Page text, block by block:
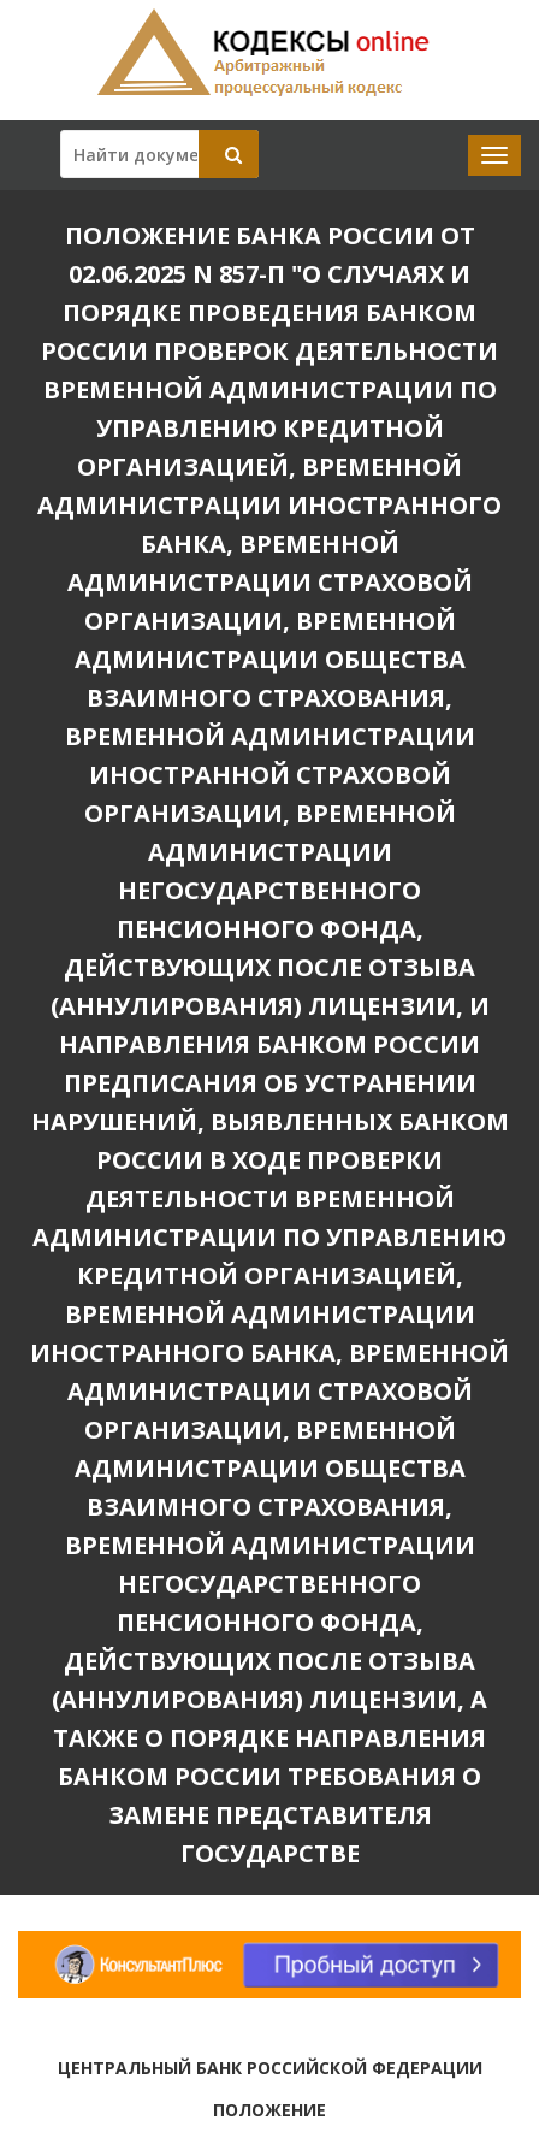
ПОЛОЖЕНИЕ БАНКА РОССИИ ОТ
02.06.2025 N 857-П "О СЛУЧАЯХ И
ПОРЯДКЕ ПРОВЕДЕНИЯ БАНКОМ
РОССИИ ПРОВЕРОК ДЕЯТЕЛЬНОСТИ
ВРЕМЕННОЙ АДМИНИСТРАЦИИ ПО
УПРАВЛЕНИЮ КРЕДИТНОЙ
ОРГАНИЗАЦИЕЙ, ВРЕМЕННОЙ
АДМИНИСТРАЦИИ ИНОСТРАННОГО
БАНКА, ВРЕМЕННОЙ
АДМИНИСТРАЦИИ СТРАХОВОЙ
ОРГАНИЗАЦИИ, ВРЕМЕННОЙ
АДМИНИСТРАЦИИ ОБЩЕСТВА
ВЗАИМНОГО СТРАХОВАНИЯ,
ВРЕМЕННОЙ АДМИНИСТРАЦИИ
ИНОСТРАННОЙ СТРАХОВОЙ
ОРГАНИЗАЦИИ, ВРЕМЕННОЙ
АДМИНИСТРАЦИИ
НЕГОСУДАРСТВЕННОГО
ПЕНСИОННОГО ФОНДА,
ДЕЙСТВУЮЩИХ ПОСЛЕ ОТЗЫВА
(АННУЛИРОВАНИЯ) ЛИЦЕНЗИИ, И
НАПРАВЛЕНИЯ БАНКОМ РОССИИ
ПРЕДПИСАНИЯ ОБ УСТРАНЕНИИ
НАРУШЕНИЙ, ВЫЯВЛЕННЫХ БАНКОМ
РОССИИ В ХОДЕ ПРОВЕРКИ
ДЕЯТЕЛЬНОСТИ ВРЕМЕННОЙ
АДМИНИСТРАЦИИ ПО УПРАВЛЕНИЮ
КРЕДИТНОЙ ОРГАНИЗАЦИЕЙ,
ВРЕМЕННОЙ АДМИНИСТРАЦИИ
ИНОСТРАННОГО БАНКА, ВРЕМЕННОЙ
АДМИНИСТРАЦИИ СТРАХОВОЙ
ОРГАНИЗАЦИИ, ВРЕМЕННОЙ
АДМИНИСТРАЦИИ ОБЩЕСТВА
ВЗАИМНОГО СТРАХОВАНИЯ,
ВРЕМЕННОЙ АДМИНИСТРАЦИИ
НЕГОСУДАРСТВЕННОГО
ПЕНСИОННОГО ФОНДА,
ДЕЙСТВУЮЩИХ ПОСЛЕ ОТЗЫВА
(АННУЛИРОВАНИЯ) ЛИЦЕНЗИИ, А
ТАКЖЕ О ПОРЯДКЕ НАПРАВЛЕНИЯ
БАНКОМ РОССИИ ТРЕБОВАНИЯ О
ЗАМЕНЕ ПРЕДСТАВИТЕЛЯ
ГОСУДАРСТВЕ
ЦЕНТРАЛЬНЫЙ БАНК РОССИЙСКОЙ ФЕДЕРАЦИИ
ПОЛОЖЕНИЕ